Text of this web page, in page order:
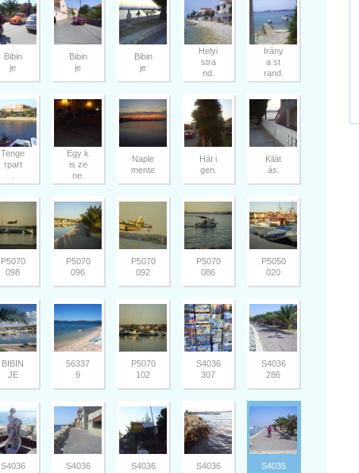
Bibin
je
Bibin
je
Bibin
je
Helyi
stra
nd.
Irány
a st
rand.
Tenge
rpart
Egy k
is ze
ne.
Naple
mente
Hát i
gen.
Kilát
ás.
P5070
098
P5070
096
P5070
092
P5070
086
P5050
020
BIBIN
JE
56337
9
P5070
102
S4036
307
S4036
286
S4036
S4036
S4036
S4036
S4035